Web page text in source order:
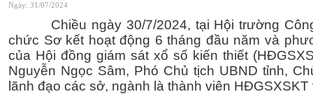
Ngày: 31/07/2024
Chiều ngày 30/7/2024, tại Hội trường Công
chức Sơ kết hoạt động 6 tháng đầu năm và
của Hội đồng giám sát xổ số kiến thiết
Nguyễn Ngọc Sâm, Phó Chủ tịch UBND tỉnh,
lãnh đạo các sở, ngành là thành viên